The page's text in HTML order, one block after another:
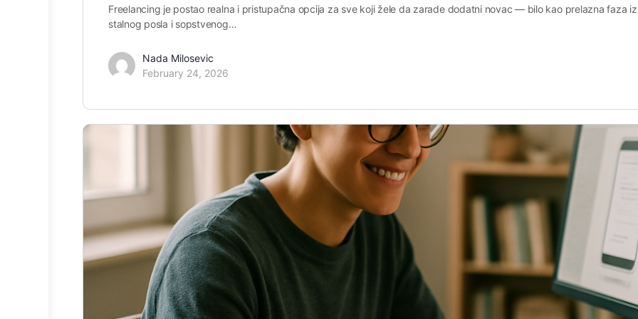
Freelancing je postao realna i pristupačna opcija za sve koji žele da zarade dodatni novac — bilo kao prelazna faza
stalnog posla i sopstvenog…
Nada Milosevic
February 24, 2026